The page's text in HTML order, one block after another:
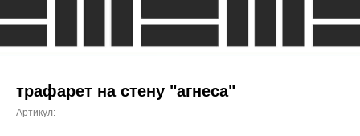
трафарет на стену "агнеса"
Артикул: